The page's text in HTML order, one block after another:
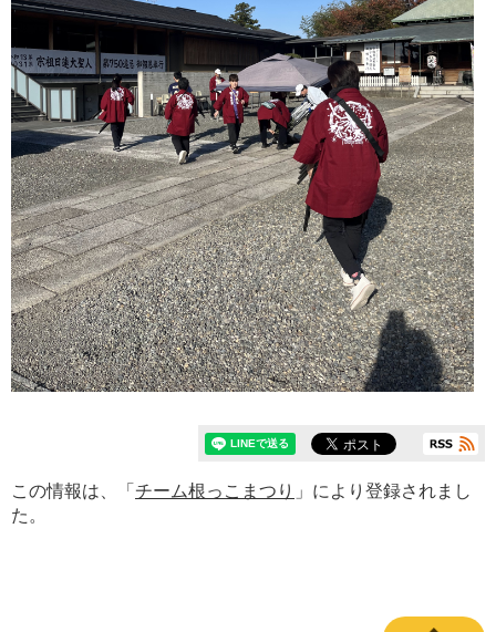
この情報は、「 チーム根っこまつり 」により登録されまし
た。